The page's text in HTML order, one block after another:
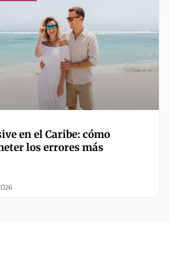
en el Caribe: cómo
los errores más